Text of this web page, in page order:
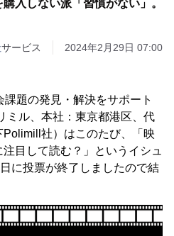
入しない派「習慣がない」。
サービス 2024年2月29日 07:00
題の発見・解決をサポート
ミル、本社：東京都港区、代
社）はこのたび、「映
目して読む？」というイシュ
に投票が終了しましたので結